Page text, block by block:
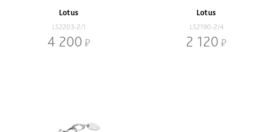
Lotus
LS2203-2/1
4 200
Lotus
LS2190-2/4
2 120